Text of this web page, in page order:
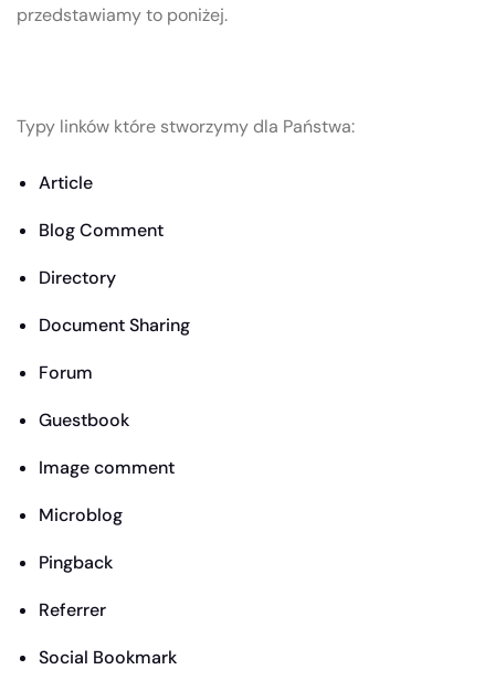
przedstawiamy to poniżej.
Typy linków które stworzymy dla Państwa:
Article
Blog Comment
Directory
Document Sharing
Forum
Guestbook
Image comment
Microblog
Pingback
Referrer
Social Bookmark